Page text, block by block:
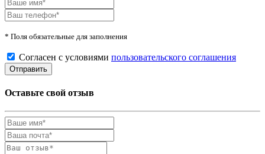
* Поля обязательные для заполнения
Согласен с условиями пользовательского соглашения
Оставьте свой отзыв